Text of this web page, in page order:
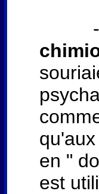
-
en "
est